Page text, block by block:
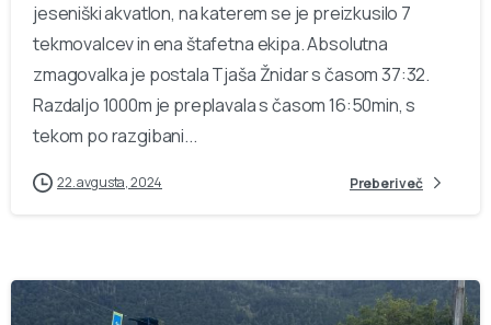
jeseniški akvatlon, na katerem se je preizkusilo 7
tekmovalcev in ena štafetna ekipa. Absolutna
zmagovalka je postala Tjaša Žnidar s časom 37:32.
Razdaljo 1000m je preplavala s časom 16:50min, s
tekom po razgibani...
22. avgusta, 2024 Preberi več